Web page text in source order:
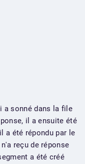
a sonné dans la file
il a ensuite été
a été répondu par le
reçu de réponse
a été créé